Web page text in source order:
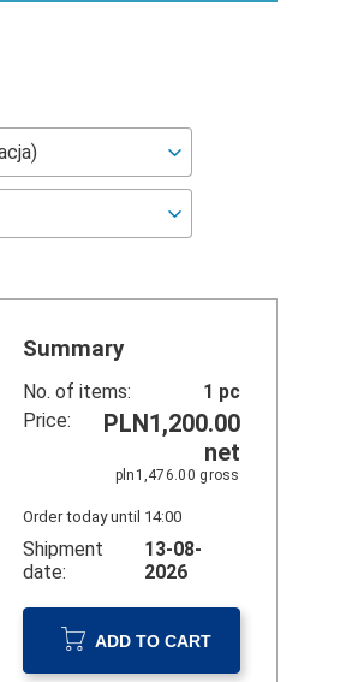
Summary
No. of items: 1 pc
Price:
PLN1,200.00
net
pln1,476.00 gross
Order today until 14:00
Shipment
date:
13-08-
2026
ADD TO CART